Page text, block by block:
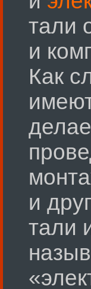
тали
и
Как
и
тали